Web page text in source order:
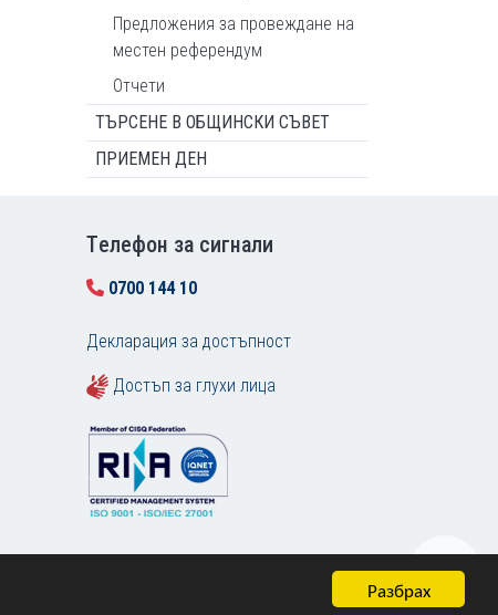
Разбрах
Предложения за провеждане на
местен референдум
Отчети
ТЪРСЕНЕ В ОБЩИНСКИ СЪВЕТ
ПРИЕМЕН ДЕН
Tелефон за сигнали
0700 144 10
Декларация за достъпност
Достъп за глухи лица